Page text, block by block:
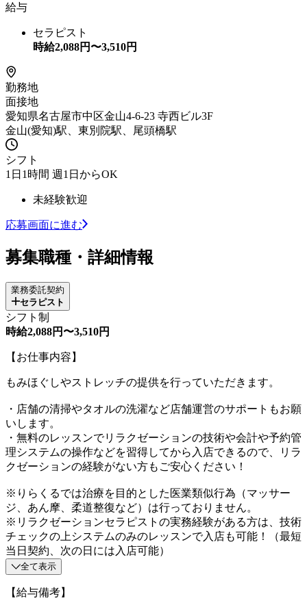
給与
セラピスト
時給2,088円〜3,510円
勤務地
面接地
愛知県名古屋市中区金山4-6-23 寺西ビル3F
金山(愛知)駅、東別院駅、尾頭橋駅
シフト
1日1時間 週1日からOK
未経験歓迎
応募画面に進む
募集職種・詳細情報
業務委託契約
セラピスト
シフト制
時給2,088円〜3,510円
【お仕事内容】
もみほぐしやストレッチの提供を行っていただきます。
・店舗の清掃やタオルの洗濯など店舗運営のサポートもお願
いします。
・無料のレッスンでリラクゼーションの技術や会計や予約管
理システムの操作などを習得してから入店できるので、リラ
クゼーションの経験がない方もご安心ください！
※りらくるでは治療を目的とした医業類似行為（マッサー
ジ、あん摩、柔道整復など）は行っておりません。
※リラクゼーションセラピストの実務経験がある方は、技術
チェックの上システムのみのレッスンで入店も可能！（最短
当日契約、次の日には入店可能）
全て表示
【給与備考】